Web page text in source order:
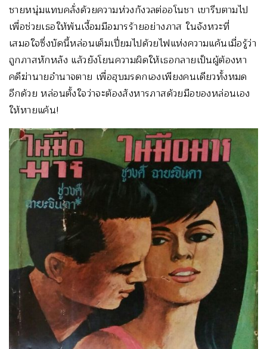
ชายหนุ่มแทบคลั่งด้วยความห่วงกังวลต่ออโนชา เขารีบตามไป
เพื่อช่วยเธอให้พ้นเงื้อมมือมารร้ายอย่างภาส ในจังหวะที่
เสมอใจซึ่งบัดนี้หล่อนเต็มเปี่ยมไปด้วยไฟแห่งความแค้นเมื่อรู้ว่า
ถูกภาสหักหลัง แล้วยังโยนความผิดให้เธอกลายเป็นผู้ต้องหา
คดีฆ่านายอำนาจตาย เพื่อฮุบมรดกเองเพียงคนเดียวทั้งหมด
อีกด้วย หล่อนตั้งใจว่าจะต้องสังหารภาสด้วยมือของหล่อนเอง
ให้หายแค้น!